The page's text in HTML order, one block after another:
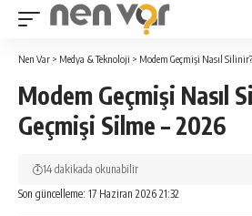
Nen Var > Medya & Teknoloji > Modem Geçmişi Nasıl
Modem Geçmişi Nasıl
Geçmişi Silme – 2026
Son güncelleme: 17 Haziran 2026 21:32
14 dakikada okunabilir